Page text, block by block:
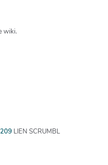
wiki.
LIEN SCRUMBL